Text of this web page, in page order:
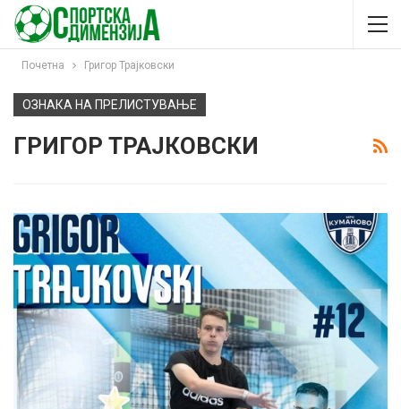
Почетна Григор Трајковски
ОЗНАКА НА ПРЕЛИСТУВАЊЕ
ГРИГОР ТРАЈКОВСКИ